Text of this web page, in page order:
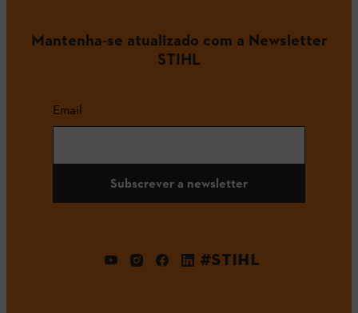
Mantenha-se atualizado com a Newsletter
STIHL
Email
Subscrever a newsletter
#STIHL